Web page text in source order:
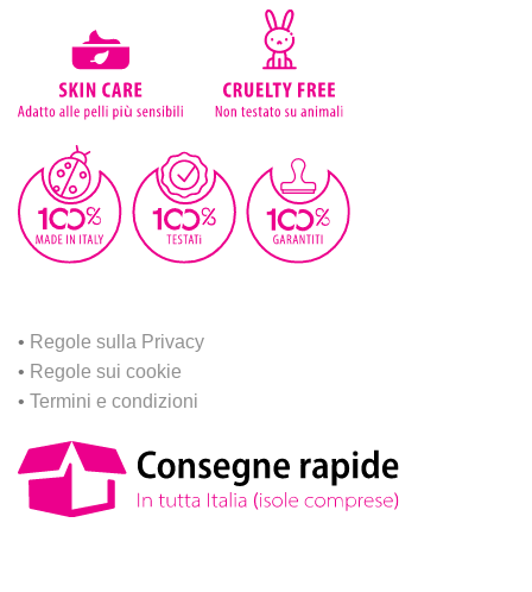
• Regole sulla Privacy
• Regole sui cookie
• Termini e condizioni